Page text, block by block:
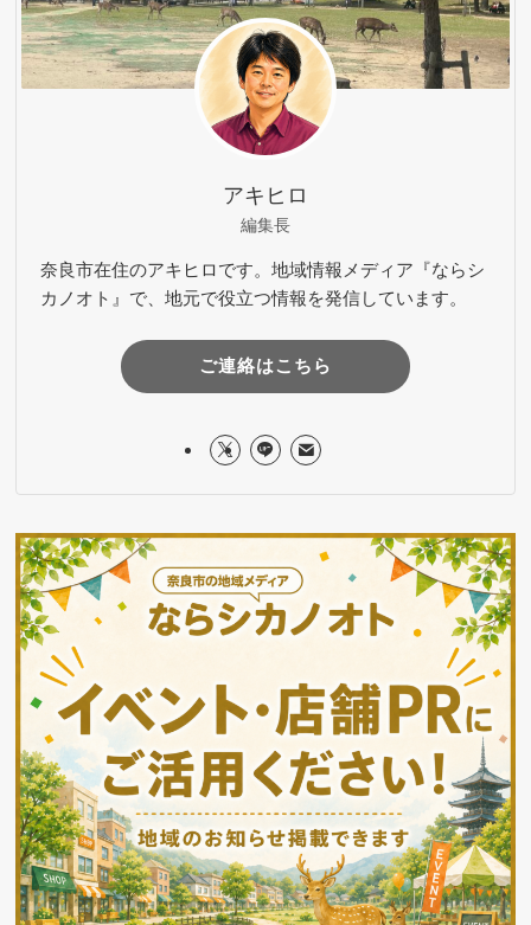
アキヒロ
編集長
奈良市在住のアキヒロです。地域情報メディア『ならシ
カノオト』で、地元で役立つ情報を発信しています。
ご連絡はこちら